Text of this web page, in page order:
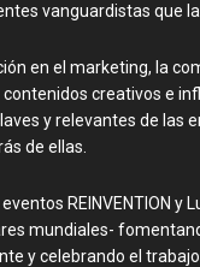
vanguardistas que
en el marketing, la
creativos e
y relevantes de las
de ellas.
REINVENTION y
mundiales-
y celebrando el